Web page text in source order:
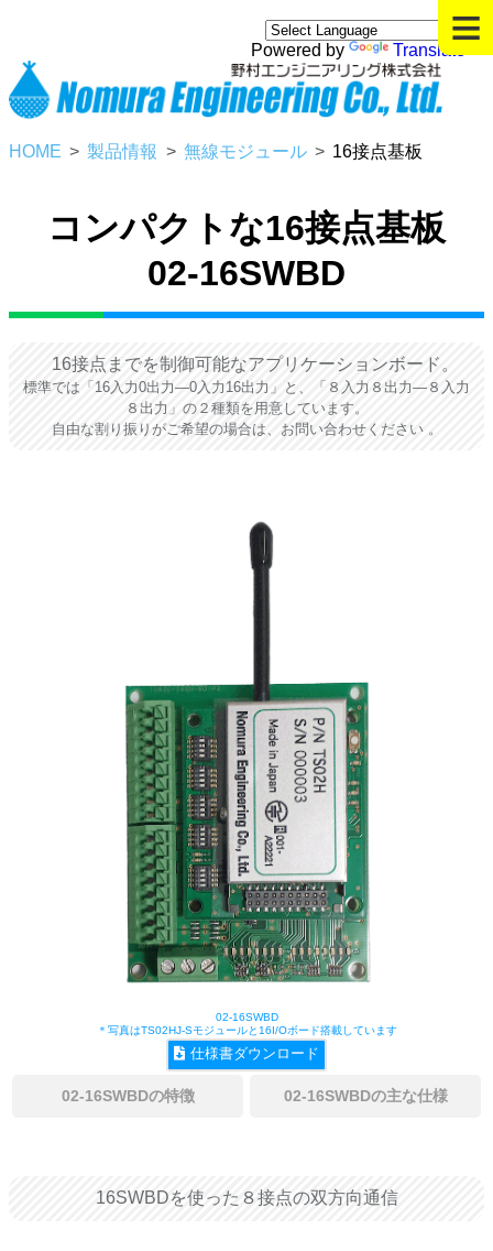
Powered by Translate≡
HOME 製品情報 無線モジュール 16接点基板
コンパクトな16接点基板
02-16SWBD
16接点までを制御可能なアプリケーションボード。
標準では「16入力0出力―0入力16出力」と、「８入力８出力―８入力
８出力」の２種類を用意しています。
自由な割り振りがご希望の場合は、お問い合わせください 。
02-16SWBD
＊写真はTS02HJ-Sモジュールと16I/Oボード搭載しています
仕様書ダウンロード
02-16SWBDの特徴 02-16SWBDの主な仕様
16SWBDを使った８接点の双方向通信